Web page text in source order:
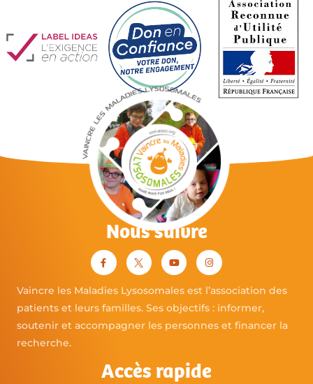
Nous suivre
Vaincre les Maladies Lysosomales est l’association des
patients et leurs familles. Ses objectifs : informer,
soutenir et accompagner les personnes et financer la
recherche.
Accès rapide